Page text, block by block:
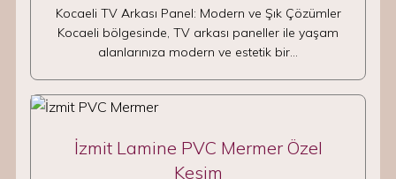
Kocaeli TV Arkası Panel: Modern ve Şık Çözümler
Kocaeli bölgesinde, TV arkası paneller ile yaşam
alanlarınıza modern ve estetik bir…
İzmit Lamine PVC Mermer Özel
Kesim